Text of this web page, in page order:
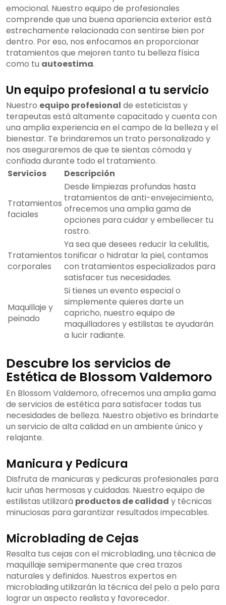
emocional. Nuestro equipo de profesionales
comprende que una buena apariencia exterior está
estrechamente relacionada con sentirse bien por
dentro. Por eso, nos enfocamos en proporcionar
tratamientos que mejoren tanto tu belleza física
como tu autoestima.
Un equipo profesional a tu servicio
Nuestro equipo profesional de esteticistas y
terapeutas está altamente capacitado y cuenta con
una amplia experiencia en el campo de la belleza y el
bienestar. Te brindaremos un trato personalizado y
nos aseguraremos de que te sientas cómoda y
confiada durante todo el tratamiento.
Servicios
Descripción
Tratamientos
faciales
Desde limpiezas profundas hasta
tratamientos de anti-envejecimiento,
ofrecemos una amplia gama de
opciones para cuidar y embellecer tu
rostro.
Tratamientos
corporales
Ya sea que desees reducir la celulitis,
tonificar o hidratar la piel, contamos
con tratamientos especializados para
satisfacer tus necesidades.
Maquillaje y
peinado
Si tienes un evento especial o
simplemente quieres darte un
capricho, nuestro equipo de
maquilladores y estilistas te ayudarán
a lucir radiante.
Descubre los servicios de
Estética de Blossom Valdemoro
En Blossom Valdemoro, ofrecemos una amplia gama
de servicios de estética para satisfacer todas tus
necesidades de belleza. Nuestro objetivo es brindarte
un servicio de alta calidad en un ambiente único y
relajante.
Manicura y Pedicura
Disfruta de manicuras y pedicuras profesionales para
lucir uñas hermosas y cuidadas. Nuestro equipo de
estilistas utilizará productos de calidad y técnicas
minuciosas para garantizar resultados impecables.
Microblading de Cejas
Resalta tus cejas con el microblading, una técnica de
maquillaje semipermanente que crea trazos
naturales y definidos. Nuestros expertos en
microblading utilizarán la técnica del pelo a pelo para
lograr un aspecto realista y favorecedor.